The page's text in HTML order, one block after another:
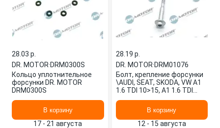
28.03 p.
DR. MOTOR·DRM0300S
Кольцо уплотнительное
форсунки DR. MOTOR
DRM0300S
В корзину
17 - 21 августа
28.19 p.
DR. MOTOR·DRM01076
Болт, крепление форсунки
\AUDI, SEAT, SKODA, VW A1
1.6 TDI 10>15, A1 1.6 TDI
DRM01076 DR. MOTOR
В корзину
12 - 15 августа